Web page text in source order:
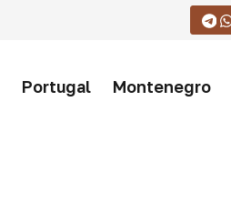
Portugal Montenegro